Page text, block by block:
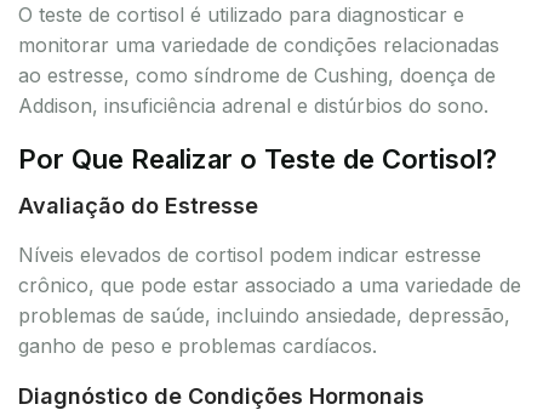
O teste de cortisol é utilizado para diagnosticar e
monitorar uma variedade de condições relacionadas
ao estresse, como síndrome de Cushing, doença de
Addison, insuficiência adrenal e distúrbios do sono.
Por Que Realizar o Teste de Cortisol?
Avaliação do Estresse
Níveis elevados de cortisol podem indicar estresse
crônico, que pode estar associado a uma variedade de
problemas de saúde, incluindo ansiedade, depressão,
ganho de peso e problemas cardíacos.
Diagnóstico de Condições Hormonais